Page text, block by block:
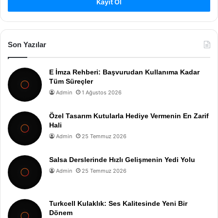
Kayıt Ol
Son Yazılar
E İmza Rehberi: Başvurudan Kullanıma Kadar
Tüm Süreçler
Admin 1 Ağustos 2026
Özel Tasarım Kutularla Hediye Vermenin En Zarif
Hali
Admin 25 Temmuz 2026
Salsa Derslerinde Hızlı Gelişmenin Yedi Yolu
Admin 25 Temmuz 2026
Turkcell Kulaklık: Ses Kalitesinde Yeni Bir
Dönem